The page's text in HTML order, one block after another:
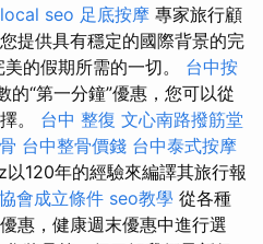
local seo 足底按摩 專家旅行顧
提供具有穩定的國際背景的完
的假期所需的一切。 台中按
的“第一分鐘”優惠，您可以從
。 台中 整復 文心南路撥筋堂
台中整骨價錢 台中泰式按摩
以120年的經驗來編譯其旅行報
協會成立條件 seo教學 從各種
惠，健康週末優惠中進行選